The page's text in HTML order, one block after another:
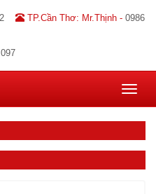
TP.Cần Thơ: Mr.Thịnh - 0986
Toggle